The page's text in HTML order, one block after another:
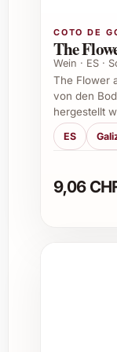
Die
der
und
Am besten
etwa 10-12
Passt der
Ja, er
COTO DE
The
Wein · ES ·
The Flower
von den
hergestellt
ES
9,06